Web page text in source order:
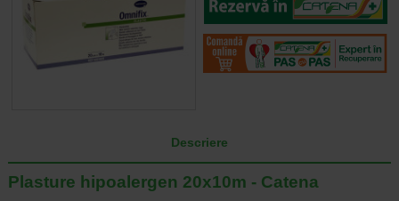
Descriere
Plasture hipoalergen 20x10m - Catena